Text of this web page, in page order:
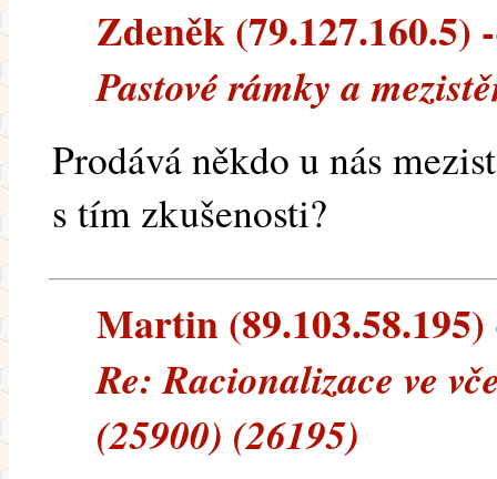
Zdeněk (79.127.160.5)
Pastové rámky a
Prodává někdo u nás
s tím zkušenosti?
Martin (89.103.58.195)
Re: Racionalizace ve
(25900) (26195)